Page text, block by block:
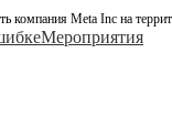
компания Meta Inc на
Мероприятия